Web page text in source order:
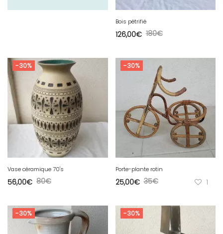
Bois pétrifié
180€
126,00€
-30%
Vase céramique 70's
80€
56,00€
-30%
Porte-plante rotin
35€
25,00€ 1
-30% -30%